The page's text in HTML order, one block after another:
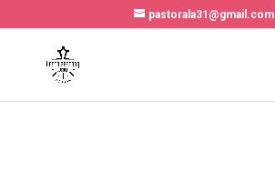
pastorala31@gmail.com